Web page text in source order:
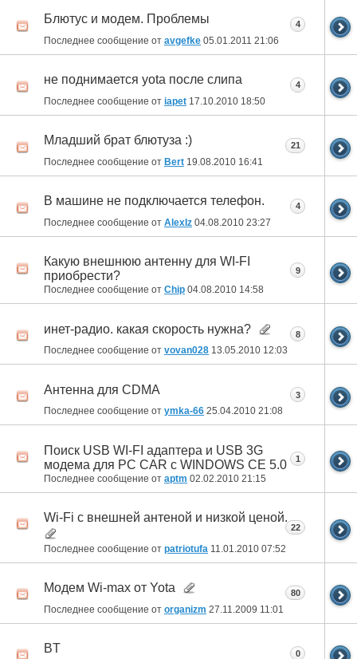
Блютус и модем. Проблемы
Последнее сообщение от avgefke 05.01.2011 21:06
4
не поднимается yota после слипа
Последнее сообщение от iapet 17.10.2010 18:50
4
Младший брат блютуза :)
Последнее сообщение от Bert 19.08.2010 16:41
21
В машине не подключается телефон.
Последнее сообщение от AlexIz 04.08.2010 23:27
4
Какую внешнюю антенну для WI-FI
приобрести?
Последнее сообщение от Chip 04.08.2010 14:58
9
инет-радио. какая скорость нужна?
Последнее сообщение от vovan028 13.05.2010 12:03
8
Антенна для CDMA
Последнее сообщение от ymka-66 25.04.2010 21:08
3
Поиск USB WI-FI адаптера и USB 3G
модема для PC CAR c WINDOWS CE 5.0
Последнее сообщение от aptm 02.02.2010 21:15
1
Wi-Fi с внешней антеной и низкой ценой.
Последнее сообщение от patriotufa 11.01.2010 07:52
22
Модем Wi-max от Yota
Последнее сообщение от organizm 27.11.2009 11:01
80
BT 0